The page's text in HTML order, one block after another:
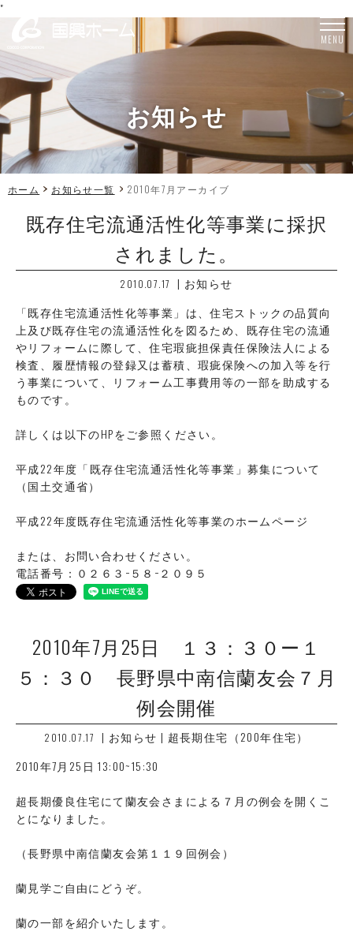
"
MENU
お知らせ
ホーム お知らせ一覧 2010年7月アーカイブ
既存住宅流通活性化等事業に採択
されました。
2010.07.17 | お知らせ
「既存住宅流通活性化等事業」は、住宅ストックの品質向
上及び既存住宅の流通活性化を図るため、既存住宅の流通
やリフォームに際して、住宅瑕疵担保責任保険法人による
検査、履歴情報の登録又は蓄積、瑕疵保険への加入等を行
う事業について、リフォーム工事費用等の一部を助成する
ものです。
詳しくは以下のHPをご参照ください。
平成22年度「既存住宅流通活性化等事業」募集について
（国土交通省）
平成22年度既存住宅流通活性化等事業のホームページ
または、お問い合わせください。
電話番号：０２６３−５８−２０９５
2010年7月25日 １３：３０ー１
５：３０ 長野県中南信蘭友会７月
例会開催
2010.07.17 | お知らせ | 超長期住宅（200年住宅）
2010年7月25日 13:00~15:30
超長期優良住宅にて蘭友会さまによる７月の例会を開くこ
とになりました。
（長野県中南信蘭友会第１１９回例会）
蘭見学ご自由にどうぞ。
蘭の一部を紹介いたします。